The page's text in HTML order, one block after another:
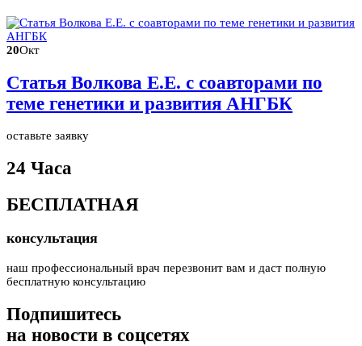
20Окт
Статья Волкова Е.Е. с соавторами по
теме генетики и развития АНГБК
оставьте заявку
24 Часа
БЕСПЛАТНАЯ
консультация
наш профессиональный врач перезвонит вам и даст полную
бесплатную консультацию
Подпишитесь
на новости в соцсетях